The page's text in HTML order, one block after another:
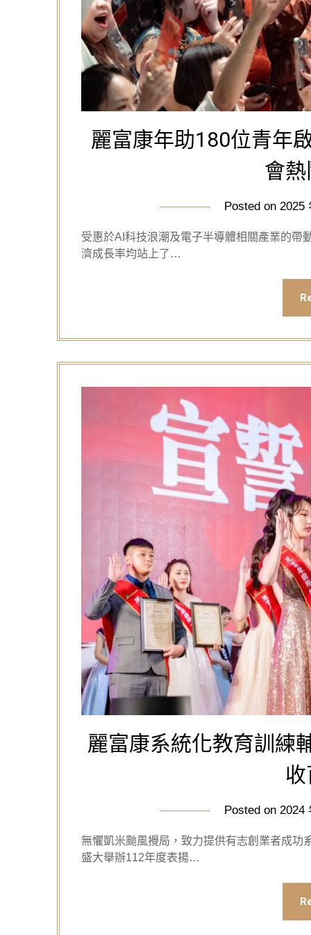
麗富康年助180位青年
會
Posted on 2025
受惠於AI科技浪潮及電子半導體相關產業的帶
濟成長率均站上了…
麗富康系統化教育訓練
Posted on 2024
無懼凱米颱風攪局，致力提供有志創業者成功
盛大舉辦112年度表揚…